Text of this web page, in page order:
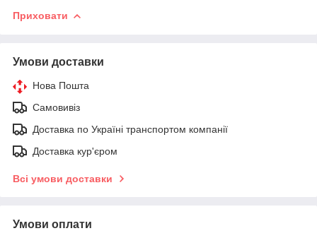
Приховати
Умови доставки
Нова Пошта
Самовивіз
Доставка по Україні транспортом компанії
Доставка кур'єром
Всі умови доставки
Умови оплати